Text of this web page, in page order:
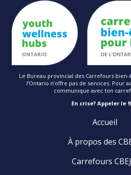
Le Bureau provincial des Carrefours
l’Ontario n’offre pas de services. Pour
communique avec ton
En crise? Appeler le
Accueil
À propos des
Carrefours